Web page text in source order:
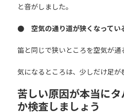
と音がしました。
● 空気の通り道が狭くなってい
笛と同じで狭いところを空気が通
気になるところは、少しだけ足が
苦しい原因が本当に
か検査しましょう